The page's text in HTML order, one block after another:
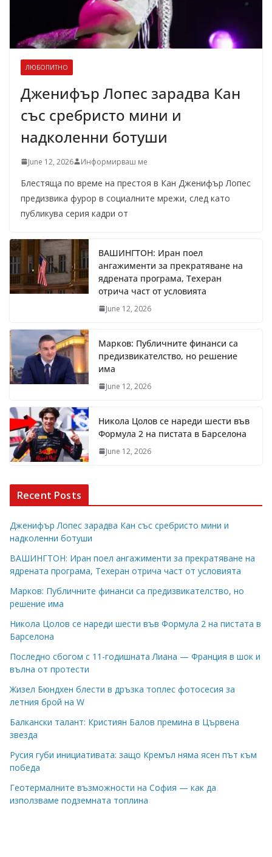
ЛЮБОПИТНО
Дженифър Лопес зарадва Кан
със сребристо мини и
надколенни ботуши
June 12, 2026 Информирваш ме
Блестяща по време на престоя в Кан Дженифър Лопес
предизвика фурор в социалните мрежи, след като
публикува серия кадри от
ВАШИНГТОН: Иран поел
ангажименти за прекратяване на
ядрената програма, Техеран
отрича част от условията
June 12, 2026
Марков: Публичните финанси са
предизвикателство, но решение
има
June 12, 2026
Никола Цолов се нареди шести във
Формула 2 на пистата в Барселона
June 12, 2026
Recent Posts
Дженифър Лопес зарадва Кан със сребристо мини и
надколенни ботуши
ВАШИНГТОН: Иран поел ангажименти за прекратяване на
ядрената програма, Техеран отрича част от условията
Марков: Публичните финанси са предизвикателство, но
решение има
Никола Цолов се нареди шести във Формула 2 на пистата в
Барселона
Последно сбогом с 11-годишната Лиана — Франция в шок и
вълна от протести
Жизел Бюндхен блести в дръзка топлес фотосесия за
летния брой на W
Балкански талант: Кристиян Балов премина в Цървена
звезда
Русия губи инициативата: защо Кремъл няма ясен път към
победа
Геотермалните възможности на София — как да
използваме подземната топлина